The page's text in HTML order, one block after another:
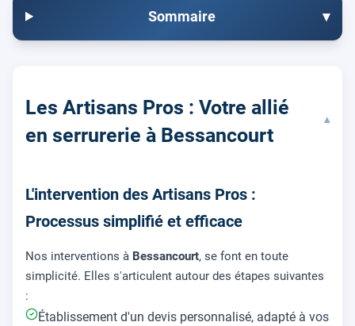
Sommaire ▾
Les Artisans Pros : Votre allié
en serrurerie à Bessancourt
▾
L'intervention des Artisans Pros :
Processus simplifié et efficace
Nos interventions à Bessancourt, se font en toute
simplicité. Elles s'articulent autour des étapes suivantes
:
Établissement d'un devis personnalisé, adapté à vos